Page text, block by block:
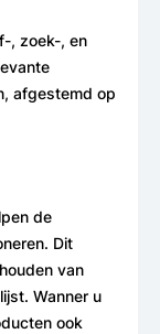
, zoek-, en
afgestemd op
de
Dit
van
Wanner u
ook